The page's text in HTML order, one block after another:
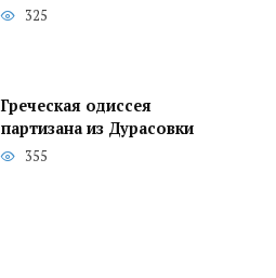
325
Греческая одиссея
партизана из Дурасовки
355